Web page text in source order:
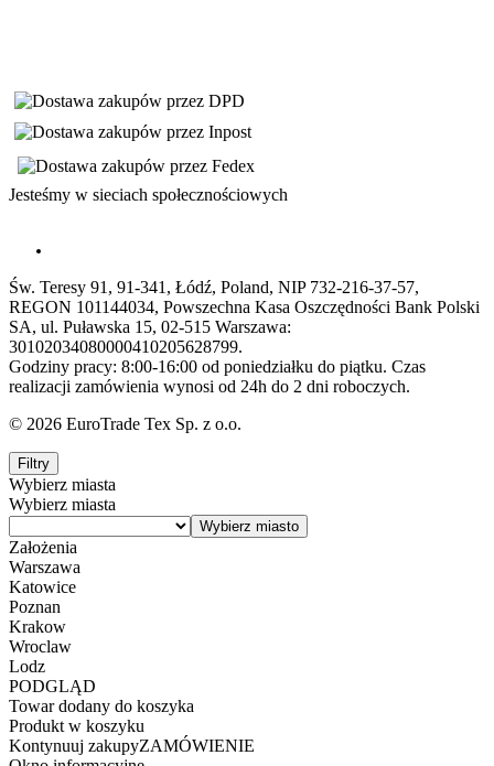
Jesteśmy w sieciach społecznościowych
Św. Teresy 91, 91-341, Łódź, Poland, NIP 732-216-37-57,
REGON 101144034, Powszechna Kasa Oszczędności Bank Polski
SA, ul. Puławska 15, 02-515 Warszawa:
30102034080000410205628799.
Godziny pracy: 8:00-16:00 od poniedziałku do piątku. Czas
realizacji zamówienia wynosi od 24h do 2 dni roboczych.
© 2026 EuroTrade Tex Sp. z o.o.
Filtry
Wybierz miasta
Wybierz miasta
Założenia
Warszawa
Katowice
Poznan
Krakow
Wroclaw
Lodz
PODGLĄD
Towar dodany do koszyka
Produkt w koszyku
Kontynuuj zakupyZAMÓWIENIE